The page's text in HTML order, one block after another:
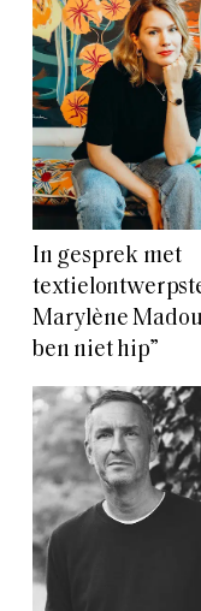
In gesprek met
Marylène
ben niet hip”